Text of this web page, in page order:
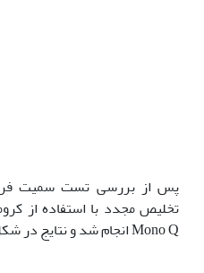
تخلیص مجدد با استفاده از
Mono Q انجام شد و نتایج در شکل 4